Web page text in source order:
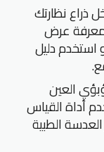
ذراع نظارتك
المريحة مثل: 52-18-140 لمعرفة عرض
استخدم دليل
العين
أداة القياس
الطبية